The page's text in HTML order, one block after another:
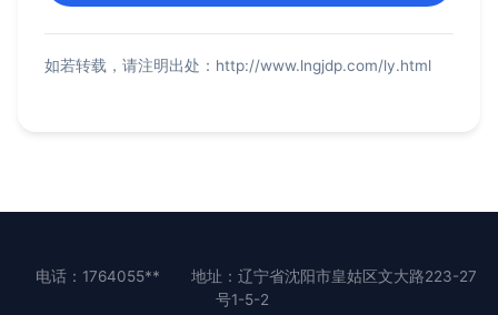
如若转载，请注明出处：http://www.lngjdp.com/ly.html
电话：1764055**
地址：辽宁省沈阳市皇姑区文大路223-27
号1-5-2